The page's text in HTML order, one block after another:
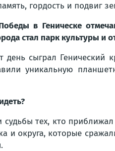
гордость и подвиг
в Геническе
стал парк культуры и
сыграл Генический
уникальную
судьбы тех, кто
и округа, которые